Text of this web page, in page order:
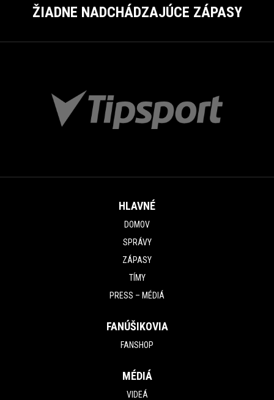
ŽIADNE NADCHÁDZAJÚCE ZÁPASY
HLAVNÉ
DOMOV
SPRÁVY
ZÁPASY
TÍMY
PRESS – MÉDIÁ
FANÚŠIKOVIA
FANSHOP
MÉDIÁ
VIDEÁ